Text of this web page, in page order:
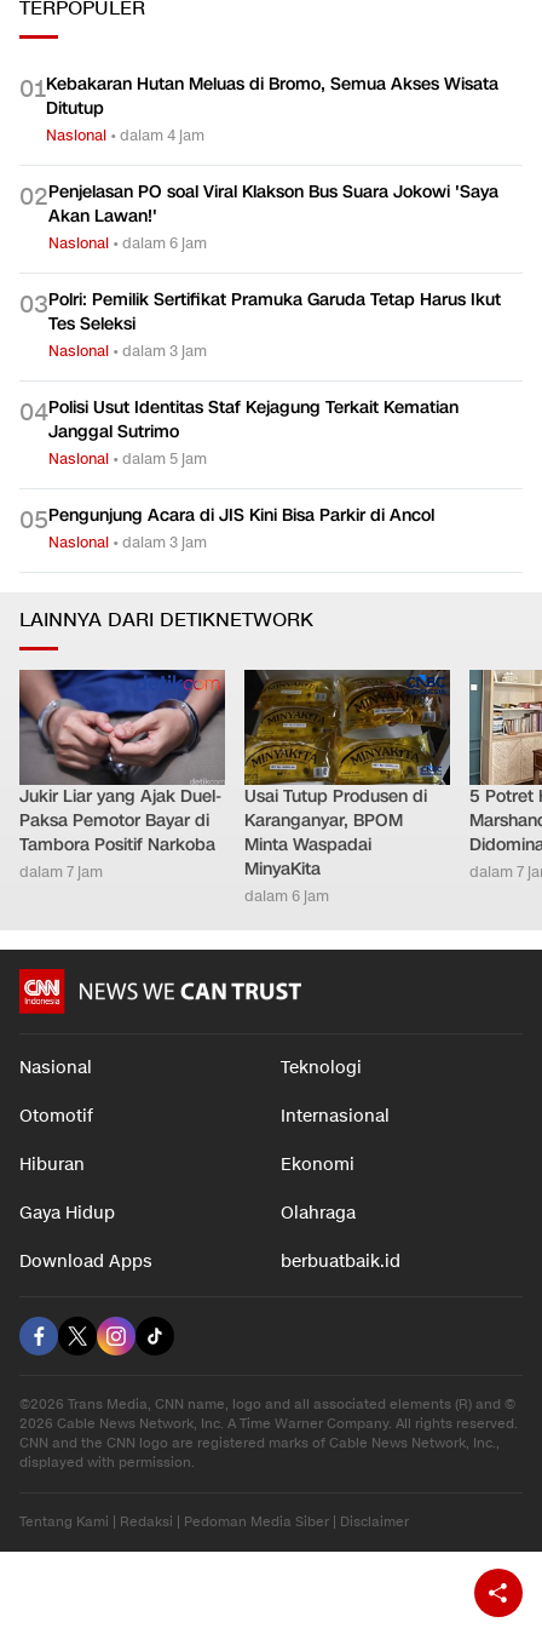
TERPOPULER
01Kebakaran Hutan Meluas di Bromo, Semua Akses Wisata
Ditutup
Nasional •dalam 4 jam
02Penjelasan PO soal Viral Klakson Bus Suara Jokowi 'Saya
Akan Lawan!'
Nasional •dalam 6 jam
03Polri: Pemilik Sertifikat Pramuka Garuda Tetap Harus Ikut
Tes Seleksi
Nasional •dalam 3 jam
04Polisi Usut Identitas Staf Kejagung Terkait Kematian
Janggal Sutrimo
Nasional •dalam 5 jam
05Pengunjung Acara di JIS Kini Bisa Parkir di Ancol
Nasional •dalam 3 jam
LAINNYA DARI DETIKNETWORK
Jukir Liar yang Ajak Duel-
Paksa Pemotor Bayar di
Tambora Positif Narkoba
dalam 7 jam
Usai Tutup Produsen di
Karanganyar, BPOM
Minta Waspadai
MinyaKita
dalam 6 jam
5 Potret
dalam 7
Nasional Teknologi
Otomotif Internasional
Hiburan Ekonomi
Gaya Hidup Olahraga
Download Apps berbuatbaik.id
©2026 Trans Media, CNN name, logo and all associated elements (R) and ©
2026 Cable News Network, Inc. A Time Warner Company. All rights reserved.
CNN and the CNN logo are registered marks of Cable News Network, Inc.,
displayed with permission.
Tentang Kami Redaksi Pedoman Media Siber Disclaimer